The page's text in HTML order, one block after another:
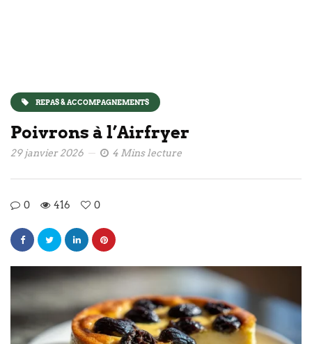
REPAS & ACCOMPAGNEMENTS
Poivrons à l’Airfryer
29 janvier 2026 4 Mins lecture
0 416 0